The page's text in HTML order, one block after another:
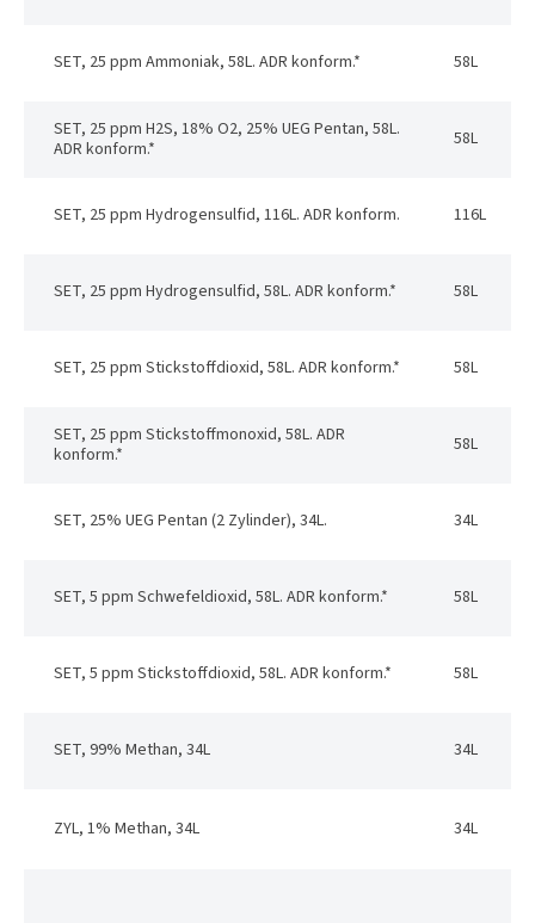
SET, 25 ppm Ammoniak, 58L. ADR konform.* 58L
SET, 25 ppm H2S, 18% O2, 25% UEG Pentan, 58L.
ADR konform.*
58L
SET, 25 ppm Hydrogensulfid, 116L. ADR konform. 116L
SET, 25 ppm Hydrogensulfid, 58L. ADR konform.* 58L
SET, 25 ppm Stickstoffdioxid, 58L. ADR konform.* 58L
SET, 25 ppm Stickstoffmonoxid, 58L. ADR
konform.*
58L
SET, 25% UEG Pentan (2 Zylinder), 34L. 34L
SET, 5 ppm Schwefeldioxid, 58L. ADR konform.* 58L
SET, 5 ppm Stickstoffdioxid, 58L. ADR konform.* 58L
SET, 99% Methan, 34L 34L
ZYL, 1% Methan, 34L 34L